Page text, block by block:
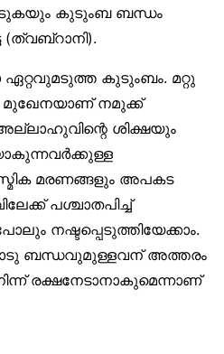
കുടുംബ ബന്ധം
ഏറ്റവുമടുത്ത കുടുംബം. മറ്റു
നമുക്ക്
ശിക്ഷയും
മരണങ്ങളും അപകട
പശ്ചാതപിച്ച്
നഷ്ടപ്പെടുത്തിയേക്കാം.
ബന്ധവുമുള്ളവന് അത്തരം
രക്ഷനേടാനാകുമെന്നാണ്